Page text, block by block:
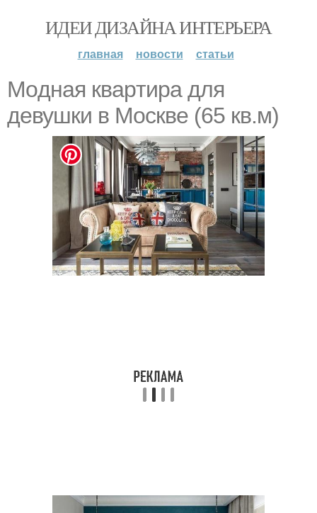
ИДЕИ ДИЗАЙНА ИНТЕРЬЕРА
главная новости статьи
Moдная кваpтира для
девушки в Moсквe (65 кв.м)